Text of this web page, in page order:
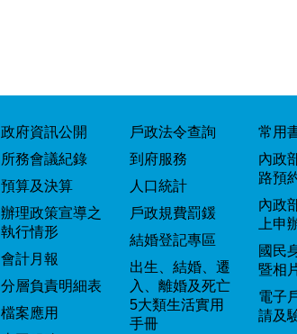
政府資訊公開
所務會議紀錄
預算及決算
辦理政策宣導之
執行情形
會計月報
分層負責明細表
檔案應用
戶政法令查詢
到府服務
人口統計
戶政規費罰鍰
結婚登記專區
出生、結婚、遷
入、離婚及死亡
5大類生活實用
手冊
常用
內政
路預
內政
上申
國民
暨相
電子
請及